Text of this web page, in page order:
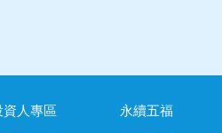
資人專區
永續五福